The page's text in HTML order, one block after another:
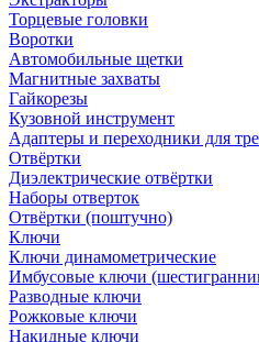
Торцевые головки
Воротки
Автомобильные щетки
Магнитные захваты
Гайкорезы
Кузовной инструмент
Адаптеры и переходники для
Отвёртки
Диэлектрические отвёртки
Наборы отверток
Отвёртки (поштучно)
Ключи
Ключи динамометрические
Имбусовые ключи
Разводные ключи
Рожковые ключи
Накидные ключи